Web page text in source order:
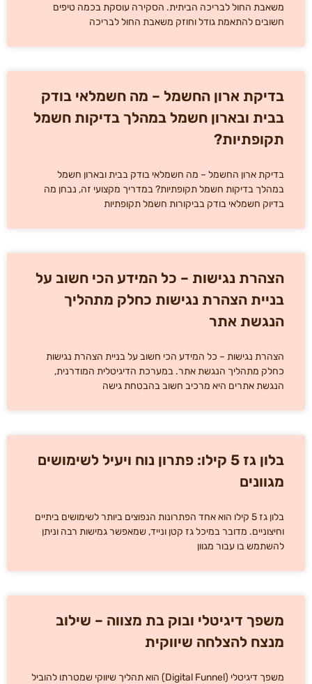
משאבת החול לבריכה הביתית. הסקירה עוסקת בכמה טיפים
חשובים להתאמת גודל וחוזק משאבת החול לבריכה
בדיקת ארון החשמל – מה חשמלאי בודק
בבית ובארון חשמל במהלך בדיקות חשמל
תקופתיות?
בדיקת ארון החשמל – מה חשמלאי בודק בבית ובארון חשמל
במהלך בדיקות חשמל תקופתיות? במדריך מקצועי זה, נבחן מה
בדיוק חשמלאי בודק בביקורות חשמל תקופתיות
הצהרת נגישות – כל המידע הכי חשוב על
בניית הצהרת נגישות כחלק מתהליך
הנגשת אתר
הצהרת נגישות – כל המידע הכי חשוב על בניית הצהרת נגישות
כחלק מתהליך הנגשת אתר. במערכת הדיגיטלית המודרנית,
הנגשת אתרים היא מרכיב חשוב בהבטחת גישה
בלון גז 5 קילו: פתרון נוח ויעיל לשימושים
מגוונים
בלון גז 5 קילו הוא אחד הפתרונות הנפוצים ביותר לשימושים ביתיים
וחיצוניים. מדובר במיכל גז קטן ונייד, שמאפשר גמישות רבה וניתן
להשתמש בו עבור מגוון
משפך דיגיטלי ובוק בת מצווה – שילוב
מנצח להצלחה שיווקית
משפך דיגיטלי (Digital Funnel) הוא תהליך שיווקי שמטרתו להוביל